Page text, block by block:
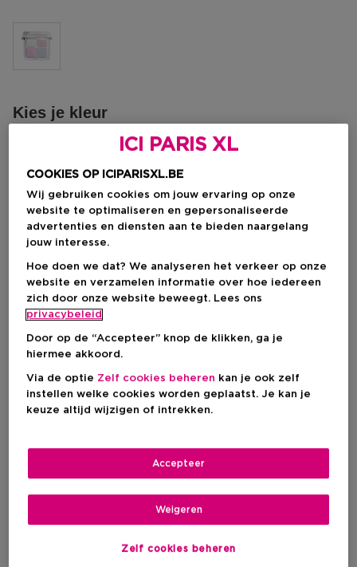
Kies je kleur
002 Frosted Opal Glow
Kortingsprijs
€ 46,81
Aanbevolen verkoopprijs fabrikant€ 62,42
IN WINKELMANDJE
Levering aan huis
Op voorraad-
Ophalen in een winkel
Ophalen in een winkel nabij jou.
Korte beschrijving
Squalaan Met eiwit
Vrij van Alcohol Parfum
ICI PARIS XL
COOKIES OP ICIPARISXL.BE
Wij gebruiken cookies om jouw ervaring op onze
website te optimaliseren en gepersonaliseerde
advertenties en diensten aan te bieden naargelang
jouw interesse.
Hoe doen we dat? We analyseren het verkeer op onze
website en verzamelen informatie over hoe iedereen
zich door onze website beweegt. Lees ons
privacybeleid
Door op de “Accepteer” knop de klikken, ga je
hiermee akkoord.
Via de optie Zelf cookies beheren kan je ook zelf
instellen welke cookies worden geplaatst. Je kan je
keuze altijd wijzigen of intrekken.
Zelf cookies beheren
Weigeren
Accepteer